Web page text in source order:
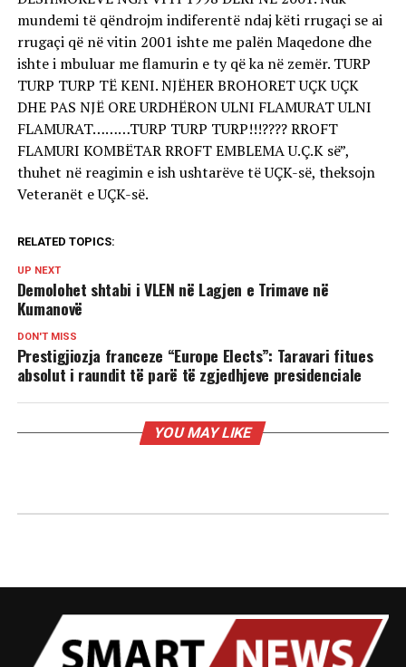
mundemi të qëndrojm indiferentë ndaj këti rrugaçi se ai
rrugaçi që në vitin 2001 ishte me palën Maqedone dhe
ishte i mbuluar me flamurin e ty që ka në zemër. TURP
TURP TURP TË KENI. NJËHER BROHORET UÇK UÇK
DHE PAS NJË ORE URDHËRON ULNI FLAMURAT ULNI
FLAMURAT………TURP TURP TURP!!!???? RROFT
FLAMURI KOMBËTAR RROFT EMBLEMA U.Ç.K së”,
thuhet në reagimin e ish ushtarëve të UÇK-së, theksojn
Veteranët e UÇK-së.
RELATED TOPICS:
UP NEXT
Demolohet shtabi i VLEN në Lagjen e Trimave në
Kumanovë
DON'T MISS
Prestigjiozja franceze “Europe Elects”: Taravari fitues
absolut i raundit të parë të zgjedhjeve presidenciale
YOU MAY LIKE